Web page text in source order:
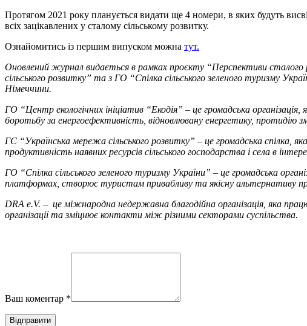
Протягом 2021 року планується видати ще 4 номери, в яких будуть
всіх зацікавлених у сталому сільському розвитку.
Ознайомитись із першим випуском можна тут.
Оновлений журнал видається в рамках проєкту “Перспективи сталого
сільського розвитку” та з ГО “Спілка сільського зеленого туризму
Німеччини.
ГО “Центр екологічних ініціатив “Екодія” – це громадська
боротьбу за енергоефективність, відновлювану енергетику, протидію
ГС “Українська мережа сільського розвитку” – це громадська спілка,
продуктивність наявних ресурсів сільського господарства і села в
ГО “Спілка сільського зеленого туризму України” – це громадська
платформах, створює туристам привабливу та якісну альтернативу при
DRA e.V. – це міжнародна недержавна благодійна організація, яка
організації та зміцнює контакти між різними секторами суспільства.
Ваш коментар *